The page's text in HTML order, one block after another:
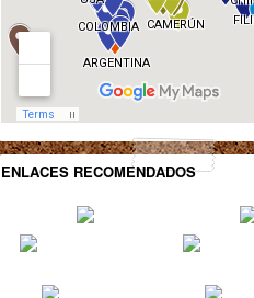
ENLACES RECOMENDADOS